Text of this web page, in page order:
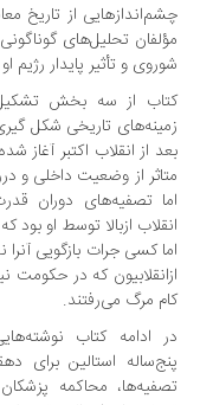
از تاریخ معاصر
تحلیل‌های گوناگونی
و تأثیر پایدار رژیم او بر
از سه بخش تشکیل
تاریخی شکل گیری این
از انقلاب اکتبر آغاز شده
از وضعیت داخلی و
تصفیه‌های دوران قدرت
ازبالا توسط او بود که در
کسی جرات بازگویی آنرا
که در حکومت نیز
مرگ می‌رفتند.
ادامه کتاب نوشته‌هایی
استالین برای
محاکمه پزشکان